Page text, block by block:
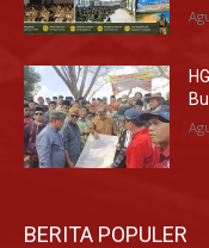
BERITA POPULER